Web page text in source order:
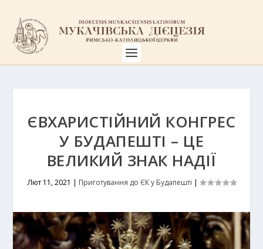
ЄВХАРИСТІЙНИЙ КОНГРЕС
У БУДАПЕШТІ – ЦЕ
ВЕЛИКИЙ ЗНАК НАДІЇ
Лют 11, 2021 | Приготування до ЄК у Будапешті |